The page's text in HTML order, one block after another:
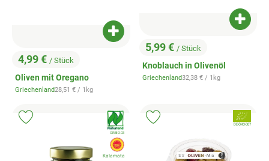
, Preis:
4,99 € / Stück
Oliven mit Oregano
, Herkunft:
Griechenland, Referenzpreis:
28,51 € / 1kg
Produkt zum Warenkorb hinzufügen
, Preis:
5,99 € / Stück
Knoblauch in Olivenöl
, Herkunft:
Griechenland, Referenzpreis:
32,38 € / 1kg
, Verband:
, Kontrollstelle:
GR-BIO-03
, EU Herkunft:
Kalamata
Produkt zu Favouriten hinzufügen
, Verband:
, Kontrollstelle:
DE-ÖKO-007
Produkt zu Favouriten hinzufügen